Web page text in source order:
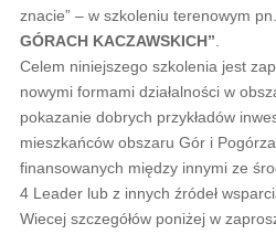
znacie” – w szkoleniu terenowym pn.
GÓRACH KACZAWSKICH”
Celem niniejszego szkolenia jest
nowymi formami działalności w
pokazanie dobrych przykładów
mieszkańców obszaru Gór i
finansowanych między innymi ze
4 Leader lub z innych źródeł
Wiecej szczegółów poniżej w